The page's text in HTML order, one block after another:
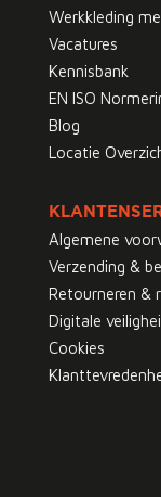
Werkkleding
Vacatures
Kennisbank
EN ISO
Blog
Locatie
Algemene
Verzending &
Retourneren &
Digitale
Cookies